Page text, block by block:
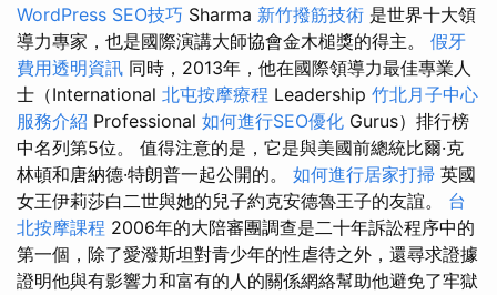
WordPress SEO技巧 Sharma 新竹撥筋技術 是世界十大領
導力專家，也是國際演講大師協會金木槌獎的得主。 假牙
費用透明資訊 同時，2013年，他在國際領導力最佳專業人
士（International 北屯按摩療程 Leadership 竹北月子中心
服務介紹 Professional 如何進行SEO優化 Gurus）排行榜
中名列第5位。 值得注意的是，它是與美國前總統比爾·克
林頓和唐納德·特朗普一起公開的。 如何進行居家打掃 英國
女王伊莉莎白二世與她的兒子約克安德魯王子的友誼。 台
北按摩課程 2006年的大陪審團調查是二十年訴訟程序中的
第一個，除了愛潑斯坦對青少年的性虐待之外，還尋求證據
證明他與有影響力和富有的人的關係網絡幫助他避免了牢獄